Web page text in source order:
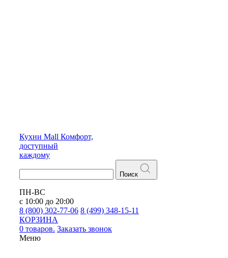
Кухни Mall Комфорт,
доступный
каждому
Поиск
ПН-ВС
с 10:00 до 20:00
8 (800) 302-77-06 8 (499) 348-15-11
КОРЗИНА
0 товаров. Заказать звонок
Меню